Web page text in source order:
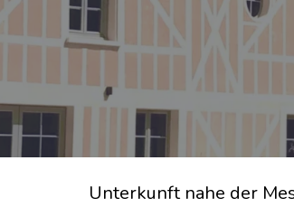
Unterkunft nahe der